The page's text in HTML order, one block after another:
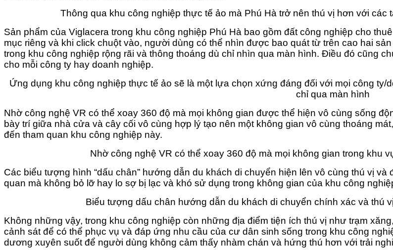
Thông qua khu công nghiệp thực tế ảo mà Phú Hà trở nên thú vị hơn với
Sản phẩm của Viglacera trong khu công nghiệp Phú Hà bao gồm đất công nghiệp cho
mục riêng và khi click chuột vào, người dùng có thể nhìn được bao quát từ trên cao hai
trong khu công nghiệp rộng rãi và thông thoáng dù chỉ nhìn qua màn hình. Điều đó cũng
cho mỗi công ty hay doanh nghiệp.
Ứng dụng khu công nghiệp thực tế ảo sẽ là một lựa chọn xứng đáng đối với mọi công
chỉ qua màn hình
Nhờ công nghệ VR có thể xoay 360 độ mà mọi không gian được thể hiện vô cùng sống
bày trí giữa nhà cửa và cây cối vô cùng hợp lý tạo nên một không gian vô cùng thoáng
đến tham quan khu công nghiệp này.
Nhờ công nghệ VR có thể xoay 360 độ mà mọi không gian trong khu
Các biểu tượng hình “dấu chân” hướng dẫn du khách di chuyển hiện lên vô cùng thú vị
quan mà không bỏ lỡ hay lo sợ bị lạc và khó sử dụng trong không gian của khu công
Biểu tượng dấu chân hướng dẫn du khách di chuyển chính xác và thú
Không những vậy, trong khu công nghiệp còn những địa điểm tiện ích thú vị như trạm
cảnh sát để có thể phục vụ và đáp ứng nhu cầu của cư dân sinh sống trong khu công
dương xuyên suốt để người dùng không cảm thấy nhàm chán và hứng thú hơn với trải